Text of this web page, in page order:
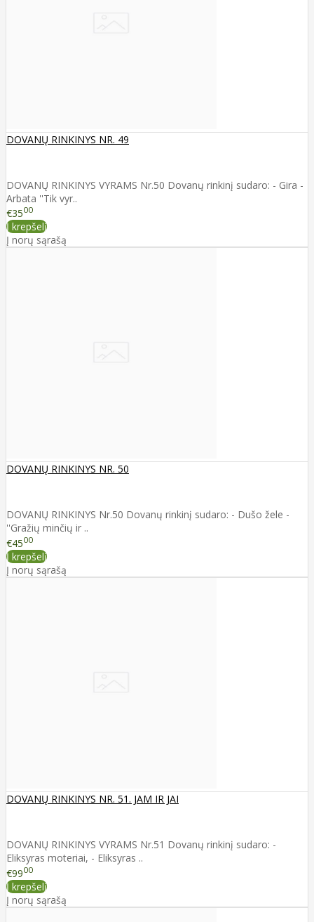
DOVANŲ RINKINYS NR. 49
DOVANŲ RINKINYS VYRAMS Nr.50 Dovanų rinkinį sudaro: - Gira -
Arbata ''Tik vyr..
€3500
Į krepšelį
Į norų sąrašą
DOVANŲ RINKINYS NR. 50
DOVANŲ RINKINYS Nr.50 Dovanų rinkinį sudaro: - Dušo žele -
''Gražių minčių ir ..
€4500
Į krepšelį
Į norų sąrašą
DOVANŲ RINKINYS NR. 51. JAM IR JAI
DOVANŲ RINKINYS VYRAMS Nr.51 Dovanų rinkinį sudaro: -
Eliksyras moteriai, - Eliksyras ..
€9900
Į krepšelį
Į norų sąrašą